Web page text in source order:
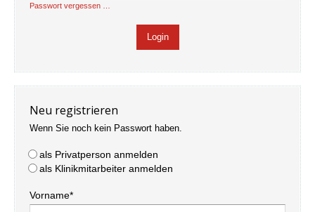
Passwort vergessen …
Neu registrieren
Wenn Sie noch kein Passwort haben.
als Privatperson anmelden
als Klinikmitarbeiter anmelden
Vorname*